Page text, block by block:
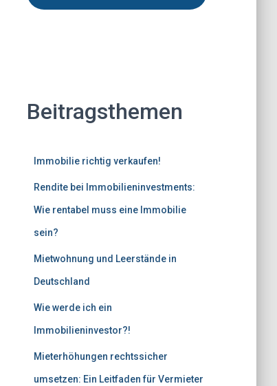
Beitragsthemen
Immobilie richtig verkaufen!
Rendite bei Immobilieninvestments:
Wie rentabel muss eine Immobilie
sein?
Mietwohnung und Leerstände in
Deutschland
Wie werde ich ein
Immobilieninvestor?!
Mieterhöhungen rechtssicher
umsetzen: Ein Leitfaden für Vermieter